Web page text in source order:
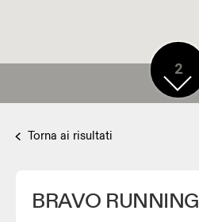
2
Torna ai risultati
BRAVO RUNNING